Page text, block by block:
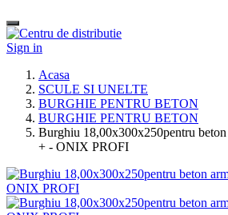
Sign in
Acasa
SCULE SI UNELTE
BURGHIE PENTRU BETON
BURGHIE PENTRU BETON
Burghiu 18,00x300x250pentru
+ - ONIX PROFI